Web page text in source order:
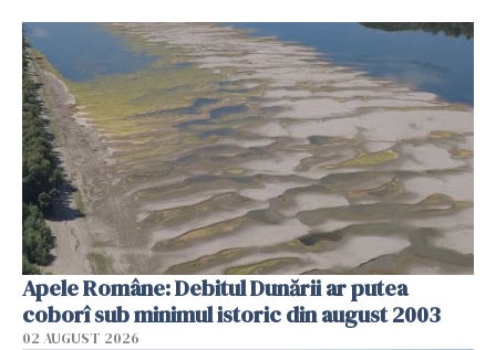
Apele Române: Debitul Dunării ar putea
coborî sub minimul istoric din august 2003
02 AUGUST 2026